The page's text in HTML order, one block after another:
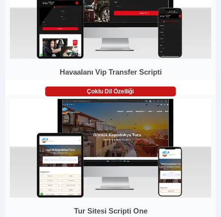
Havaalanı Vip Transfer Scripti
Çoklu Dil Özelliği
Tur Sitesi Scripti One